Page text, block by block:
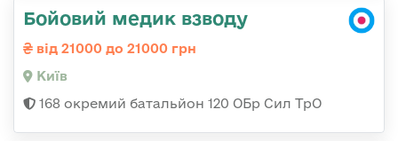
Бойовий медик взводу
від 21000 до 21000 грн
Київ
168 окремий батальйон 120 ОБр Cил ТрО